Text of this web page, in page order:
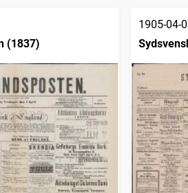
2 337
2 289
2 268
2 209
2 205
2 188
1 504
1 461
(1837)
1905-04-